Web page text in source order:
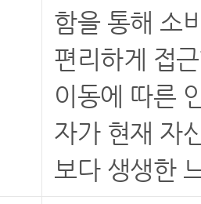
함을 통해 소
편리하게 접
이동에 따른
자가 현재 자
보다 생생한